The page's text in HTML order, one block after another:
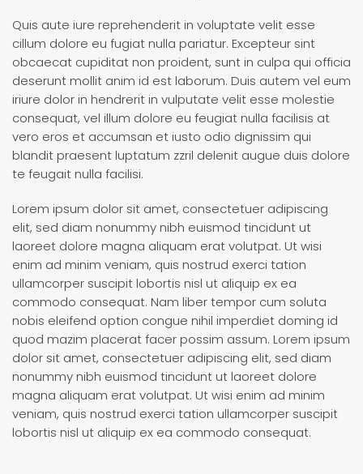
Quis aute iure reprehenderit in voluptate velit esse
cillum dolore eu fugiat nulla pariatur. Excepteur sint
obcaecat cupiditat non proident, sunt in culpa qui officia
deserunt mollit anim id est laborum. Duis autem vel eum
iriure dolor in hendrerit in vulputate velit esse molestie
consequat, vel illum dolore eu feugiat nulla facilisis at
vero eros et accumsan et iusto odio dignissim qui
blandit praesent luptatum zzril delenit augue duis dolore
te feugait nulla facilisi.
Lorem ipsum dolor sit amet, consectetuer adipiscing
elit, sed diam nonummy nibh euismod tincidunt ut
laoreet dolore magna aliquam erat volutpat. Ut wisi
enim ad minim veniam, quis nostrud exerci tation
ullamcorper suscipit lobortis nisl ut aliquip ex ea
commodo consequat. Nam liber tempor cum soluta
nobis eleifend option congue nihil imperdiet doming id
quod mazim placerat facer possim assum. Lorem ipsum
dolor sit amet, consectetuer adipiscing elit, sed diam
nonummy nibh euismod tincidunt ut laoreet dolore
magna aliquam erat volutpat. Ut wisi enim ad minim
veniam, quis nostrud exerci tation ullamcorper suscipit
lobortis nisl ut aliquip ex ea commodo consequat.